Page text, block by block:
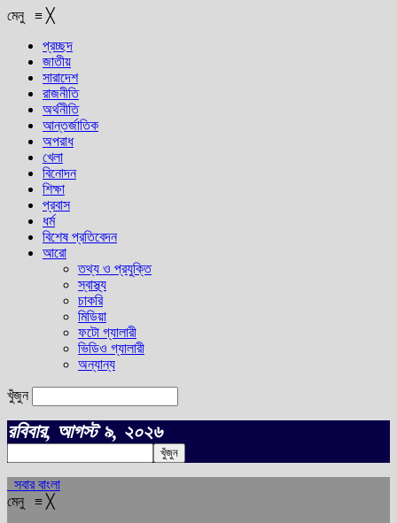
মেনু ≡ ╳
প্রচ্ছদ
জাতীয়
সারাদেশ
রাজনীতি
অর্থনীতি
আন্তর্জাতিক
অপরাধ
খেলা
বিনোদন
শিক্ষা
প্রবাস
ধর্ম
বিশেষ প্রতিবেদন
আরো
তথ্য ও প্রযুক্তি
স্বাস্থ্য
চাকরি
মিডিয়া
ফটো গ্যালারী
ভিডিও গ্যালারী
অন্যান্য
খুঁজুন
রবিবার, আগস্ট ৯, ২০২৬
সবার বাংলা
মেনু ≡ ╳